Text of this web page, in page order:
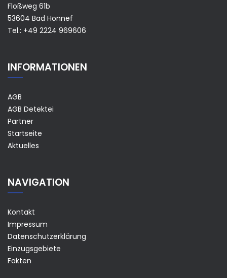
Floßweg 61b
53604 Bad Honnef
Tel.: +49 2224 969606
INFORMATIONEN
AGB
AGB Detektei
Partner
Startseite
Aktuelles
NAVIGATION
Kontakt
Impressum
Datenschutzerklärung
Einzugsgebiete
Fakten